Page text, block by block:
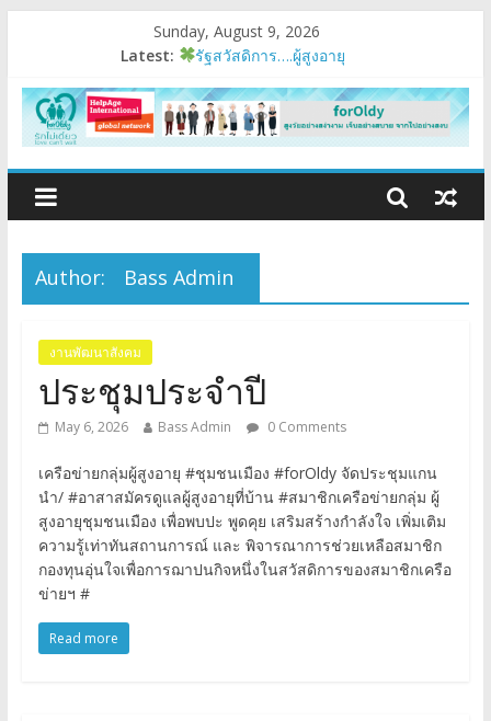
Sunday, August 9, 2026
Latest:
รัฐสวัสดิการ….ผู้สูงอายุ
มนุษย์ต่างวัย
Fest 2026
แรงบันดาลใจหนึ่ง
Author: Bass Admin
งานพัฒนาสังคม
ประชุมประจำปี
May 6, 2026 Bass Admin 0 Comments
เครือข่ายกลุ่มผู้สูงอายุ #ชุมชนเมือง #forOldy จัดประชุมแกน
นำ/ #อาสาสมัครดูแลผู้สูงอายุที่บ้าน #สมาชิกเครือข่ายกลุ่ม ผู้
สูงอายุชุมชนเมือง เพื่อพบปะ พูดคุย เสริมสร้างกำลังใจ เพิ่มเติม
ความรู้เท่าทันสถานการณ์ และ พิจารณาการช่วยเหลือสมาชิก
กองทุนอุ่นใจเพื่อการฌาปนกิจหนึ่งในสวัสดิการของสมาชิกเครือ
ข่ายฯ #
Read more